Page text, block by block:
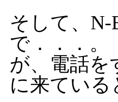
そして、
で．．．。
が、電話を
に来てい